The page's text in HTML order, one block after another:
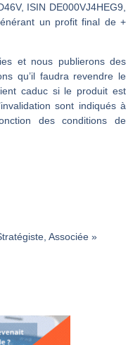
EUR/USD : Une réunion à priori sans saveur | Philippe Lhermie – Flash Forex
La France, maillon faible de l’Europe ! | Jean-Louis Cussac – Chrono CAC
Pourquoi 6 guerres explosent en même temps cette semaine | par Louis-Antoine Michelet
Les investisseurs y croient toujours | Point Stratégique Hebdomadaire – Éric Galiègue
Une inertie haussière qui ralentit | Antoine Quesada – Chrono CAC
ISIN DE000VJ4HEG9,
un profit final de +
et nous publierons des
qu’il faudra revendre le
caduc si le produit est
sont indiqués à
des conditions de
Associée »